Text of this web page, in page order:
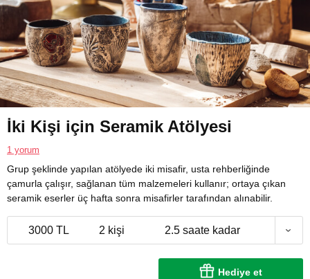
İki Kişi için Seramik Atölyesi
1 yorum
Grup şeklinde yapılan atölyede iki misafir, usta rehberliğinde
çamurla çalışır, sağlanan tüm malzemeleri kullanır; ortaya çıkan
seramik eserler üç hafta sonra misafirler tarafından alınabilir.
3000 TL 2 kişi 2.5 saate kadar
Hediye et